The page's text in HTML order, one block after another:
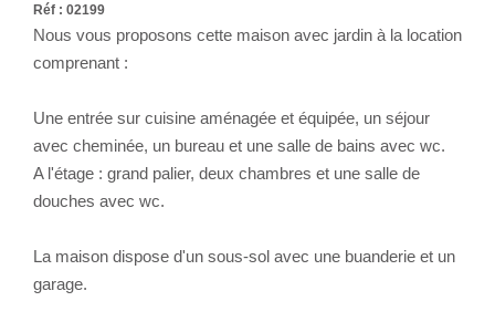
Réf : 02199
Nous vous proposons cette maison avec jardin à la location
comprenant :
Une entrée sur cuisine aménagée et équipée, un séjour
avec cheminée, un bureau et une salle de bains avec wc.
A l'étage : grand palier, deux chambres et une salle de
douches avec wc.
La maison dispose d'un sous-sol avec une buanderie et un
garage.